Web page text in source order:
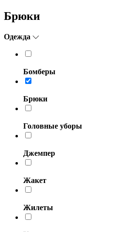
Брюки
Одежда
Бомберы
Брюки
Головные уборы
Джемпер
Жакет
Жилеты